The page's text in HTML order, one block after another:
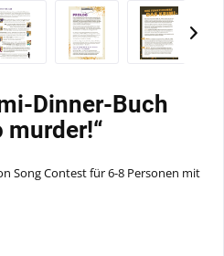
Dinner-Buch
murder!“
Song Contest für 6-8 Personen mit